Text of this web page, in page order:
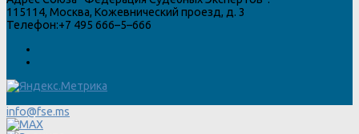
115114, Москва, Кожевнический проезд, д. 3
Телефон:+7 495 666–5–666
info@fse.ms